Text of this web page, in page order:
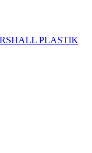
PLASTIK